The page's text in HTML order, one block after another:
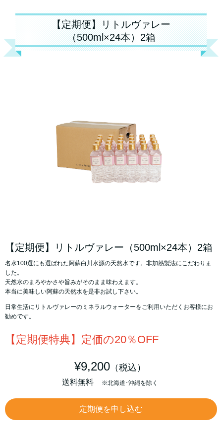
【定期便】リトルヴァレー
（500ml×24本）2箱
【定期便】リトルヴァレー（500ml×24本）2箱
名水100選にも選ばれた阿蘇白川水源の天然水です。非加熱製法にこだわりま
した。
天然水のまろやかさや旨みがそのまま味わえます。
本当に美味しい阿蘇の天然水を是非お試し下さい。
日常生活にリトルヴァレーのミネラルウォーターをご利用いただくお客様にお
勧めです。
【定期便特典】定価の20％OFF
¥9,200 （税込）
送料無料 ※北海道･沖縄を除く
定期便を申し込む